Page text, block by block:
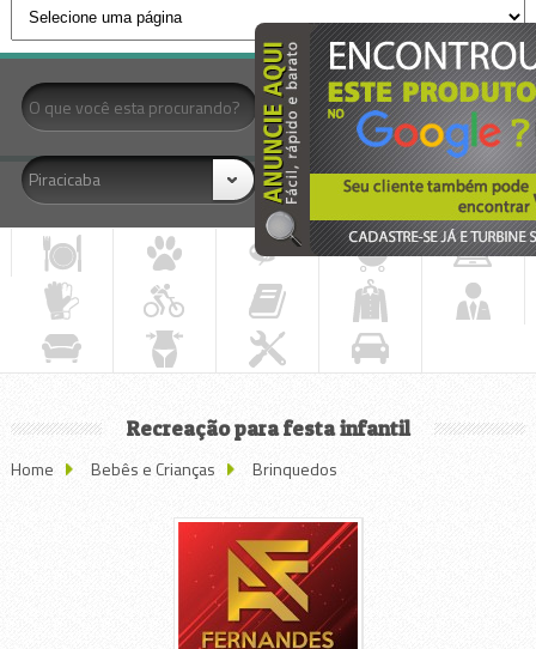
- Todas as Categorias -
Piracicaba
Recreação para festa infantil
Home
Bebês e Crianças Brinquedos